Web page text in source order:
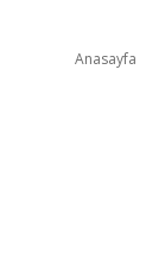
Anasayfa